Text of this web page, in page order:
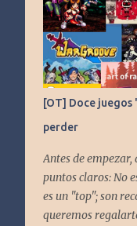
[OT] Doce
perder
Antes de
puntos claros: No
es un "top"; son
queremos